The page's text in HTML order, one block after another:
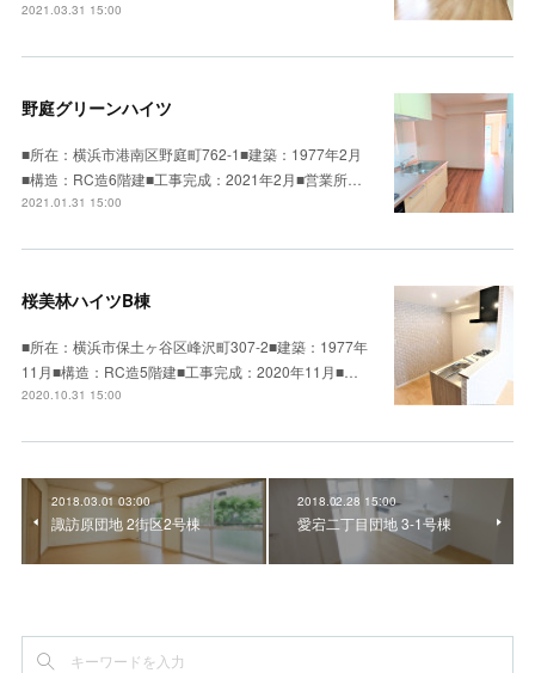
2021.03.31 15:00
野庭グリーンハイツ
■所在：横浜市港南区野庭町762-1■建築：1977年2月
■構造：RC造6階建■工事完成：2021年2月■営業所…
2021.01.31 15:00
桜美林ハイツB棟
■所在：横浜市保土ヶ谷区峰沢町307-2■建築：1977年
11月■構造：RC造5階建■工事完成：2020年11月■…
2020.10.31 15:00
2018.03.01 03:00
諏訪原団地 2街区2号棟
2018.02.28 15:00
愛宕二丁目団地 3-1号棟